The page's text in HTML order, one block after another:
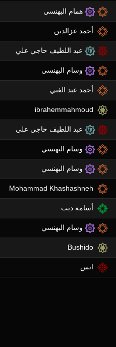
همام البهنسي
أحمد عزالدين
عبد اللطيف حاجي علي
وسام البهنسي
أحمد عبد الغني
عبد اللطيف حاجي علي
وسام البهنسي
وسام البهنسي
أسامة ديب
وسام البهنسي
انس